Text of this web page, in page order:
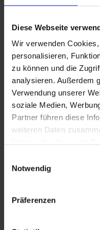
Diese Webseite
Wir verwenden
personalisieren,
zu können und die
analysieren. Außerdem
Verwendung unserer
soziale Medien,
Partner führen diese
weiteren Daten
Notwendig
Präferenzen
27.01.2025
zeigte die
als